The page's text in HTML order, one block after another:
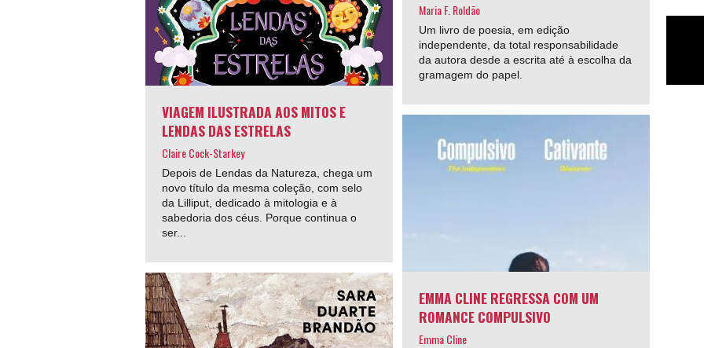
Maria F. Roldão
Um livro de poesia, em edição
independente, da total responsabilidade
da autora desde a escrita até à escolha da
gramagem do papel.
VIAGEM ILUSTRADA AOS MITOS E
LENDAS DAS ESTRELAS
Claire Cock-Starkey
Depois de Lendas da Natureza, chega um
novo título da mesma coleção, com selo
da Lilliput, dedicado à mitologia e à
sabedoria dos céus. Porque continua o
ser...
EMMA CLINE REGRESSA COM UM
ROMANCE COMPULSIVO
Emma Cline